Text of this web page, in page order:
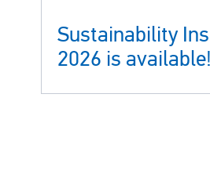
Sustainability
2026 is available!